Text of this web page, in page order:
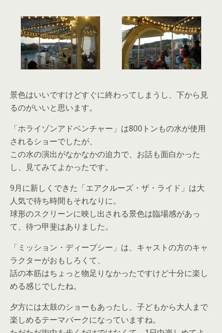
景色はいいですけどすぐに終わってしまうし、下から見
るのがいいと思います。
「ホライゾンアドベンチャー」は800トンもの水が使用
されるショーでしたが、
この水の演出がなかなかの迫力で、お話も面白かった
し、見てみてよかったです。
9月に新しくできた「エアクルーズ・ザ・ライド」は大
人気で待ち時間もそれなりに。
球形のスクリーンに映し出される景色は臨場感があっ
て、待つ甲斐はありました。
「ミッション・ディープシー」は、キャストの方のキャ
ラクターがおもしろくて、
話の本筋はちょっと物足りなかったですけど十分に楽し
める感じでしたね。
夕方には太鼓のショーもあったし、子どもから大人まで
楽しめるテーマパークになっていますね。